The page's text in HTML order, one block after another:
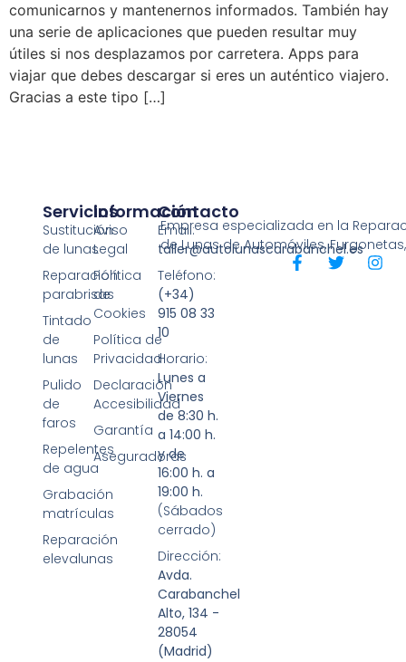
comunicarnos y mantenernos informados. También hay
una serie de aplicaciones que pueden resultar muy
útiles si nos desplazamos por carretera. Apps para
viajar que debes descargar si eres un auténtico viajero.
Gracias a este tipo […]
Empresa especializada en la
de Lunas de Automóviles,
Servicios
Sustitución
de lunas
Reparación
parabrisas
Tintado
de
lunas
Pulido
de
faros
Repelentes
de agua
Grabación
matrículas
Reparación
elevalunas
Información
Aviso
Legal
Política
de
Cookies
Política de
Privacidad
Declaración
Accesibilidad
Garantía
Aseguradoras
Contacto
Email:
taller@autolunascarabanchel.es
Teléfono:
(+34)
915 08 33
10
Horario:
Lunes a
Viernes
de 8:30 h.
a 14:00 h.
y de
16:00 h. a
19:00 h.
(Sábados
cerrado)
Dirección:
Avda.
Carabanchel
Alto, 134 -
28054
(Madrid)